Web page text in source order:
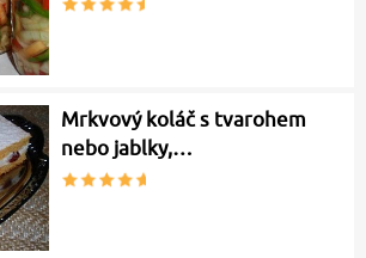
Mrkvový koláč s tvarohem
nebo jablky,…